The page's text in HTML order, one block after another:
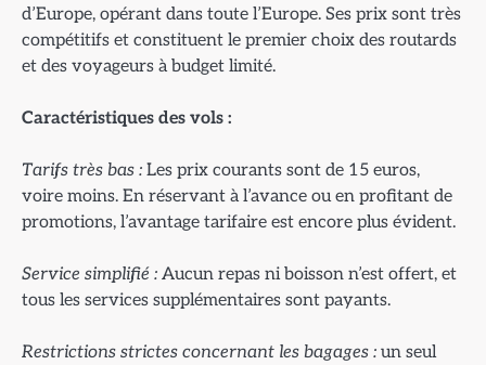
d’Europe, opérant dans toute l’Europe. Ses prix sont très
compétitifs et constituent le premier choix des routards
et des voyageurs à budget limité.
Caractéristiques des vols :
Tarifs très bas : Les prix courants sont de 15 euros,
voire moins. En réservant à l’avance ou en profitant de
promotions, l’avantage tarifaire est encore plus évident.
Service simplifié : Aucun repas ni boisson n’est offert, et
tous les services supplémentaires sont payants.
Restrictions strictes concernant les bagages : un seul